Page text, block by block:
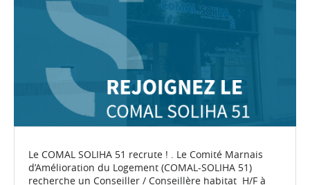
Le COMAL SOLIHA 51 recrute ! . Le Comité Marnais
d’Amélioration du Logement (COMAL-SOLIHA 51)
recherche un Conseiller / Conseillère habitat H/F à